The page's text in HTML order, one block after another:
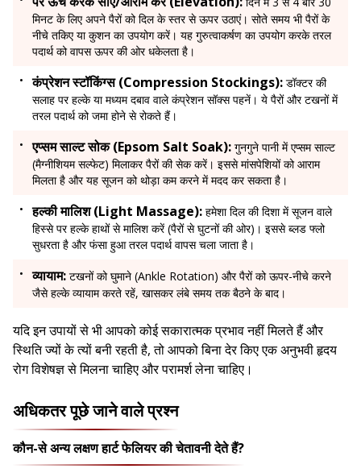
मिनट के लिए अपने पैरों को दिल के स्तर से ऊपर उठाएं। सोते समय भी पैरों के
नीचे तकिए या कुशन का उपयोग करें। यह गुरुत्वाकर्षण का उपयोग करके तरल
पदार्थ को वापस ऊपर की ओर धकेलता है।
कंप्रेशन स्टॉकिंग्स (Compression Stockings): डॉक्टर की
सलाह पर हल्के या मध्यम दबाव वाले कंप्रेशन सॉक्स पहनें। ये पैरों और टखनों में
तरल पदार्थ को जमा होने से रोकते हैं।
एप्सम साल्ट सोक (Epsom Salt Soak): गुनगुने पानी में एप्सम साल्ट
(मैग्नीशियम सल्फेट) मिलाकर पैरों की सेक करें। इससे मांसपेशियों को आराम
मिलता है और यह सूजन को थोड़ा कम करने में मदद कर सकता है।
हल्की मालिश (Light Massage): हमेशा दिल की दिशा में सूजन वाले
हिस्से पर हल्के हाथों से मालिश करें (पैरों से घुटनों की ओर)। इससे ब्लड फ्लो
सुधरता है और फंसा हुआ तरल पदार्थ वापस चला जाता है।
व्यायाम: टखनों को घुमाने (Ankle Rotation) और पैरों को ऊपर-नीचे करने
जैसे हल्के व्यायाम करते रहें, खासकर लंबे समय तक बैठने के बाद।
यदि इन उपायों से भी आपको कोई सकारात्मक प्रभाव नहीं मिलते हैं और
स्थिति ज्यों के त्यों बनी रहती है, तो आपको बिना देर किए एक अनुभवी हृदय
रोग विशेषज्ञ से मिलना चाहिए और परामर्श लेना चाहिए।
अधिकतर पूछे जाने वाले प्रश्न
कौन-से अन्य लक्षण हार्ट फेलियर की चेतावनी देते हैं?